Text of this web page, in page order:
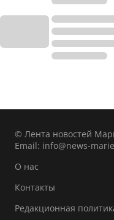
© Лента новостей
Email: info@news-
О нас
Контакты
Редакционная